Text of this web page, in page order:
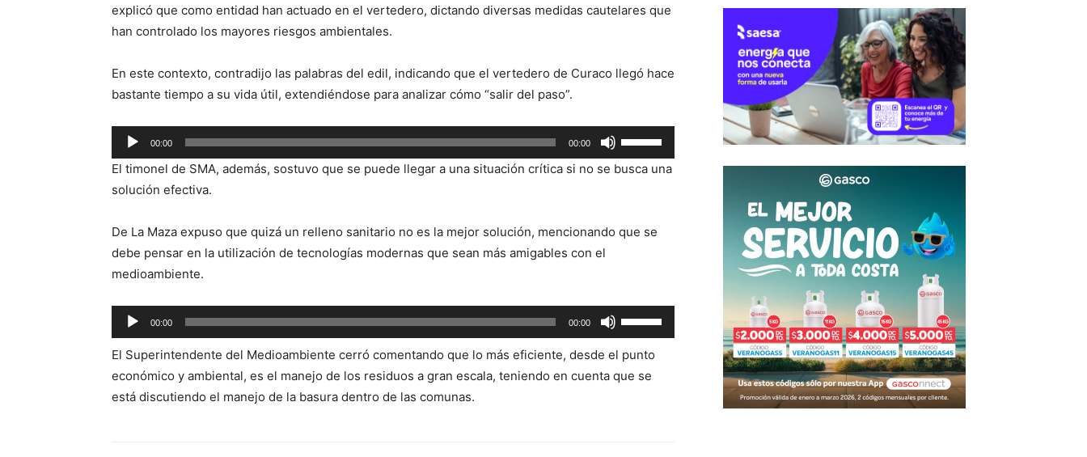
explicó que como entidad han actuado en el vertedero, dictando diversas medidas cautelares que
han controlado los mayores riesgos ambientales.
En este contexto, contradijo las palabras del edil, indicando que el vertedero de Curaco llegó hace
bastante tiempo a su vida útil, extendiéndose para analizar cómo “salir del paso”.
Reproductor
de
audio
00:00 00:00
las
teclas
arriba/abajo
o
disminuir
El timonel de SMA, además, sostuvo que se puede llegar a una situación crítica si no se busca una
solución efectiva.
De La Maza expuso que quizá un relleno sanitario no es la mejor solución, mencionando que se
debe pensar en la utilización de tecnologías modernas que sean más amigables con el
medioambiente.
Reproductor
de
audio
00:00 00:00
las
teclas
de
El Superintendente del Medioambiente cerró comentando que lo más eficiente, desde el punto
económico y ambiental, es el manejo de los residuos a gran escala, teniendo en cuenta que se
está discutiendo el manejo de la basura dentro de las comunas.